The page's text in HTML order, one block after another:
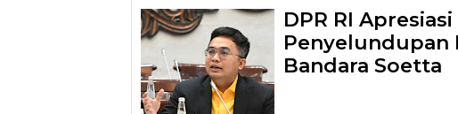
DPR RI
Penyelundupan
Bandara Soetta